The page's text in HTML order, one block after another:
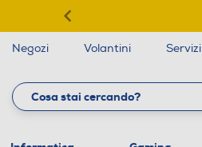
Negozi Volantini Servizi